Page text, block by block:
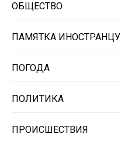
ОБЩЕСТВО
ПАМЯТКА ИНОСТРАНЦУ
ПОГОДА
ПОЛИТИКА
ПРОИСШЕСТВИЯ